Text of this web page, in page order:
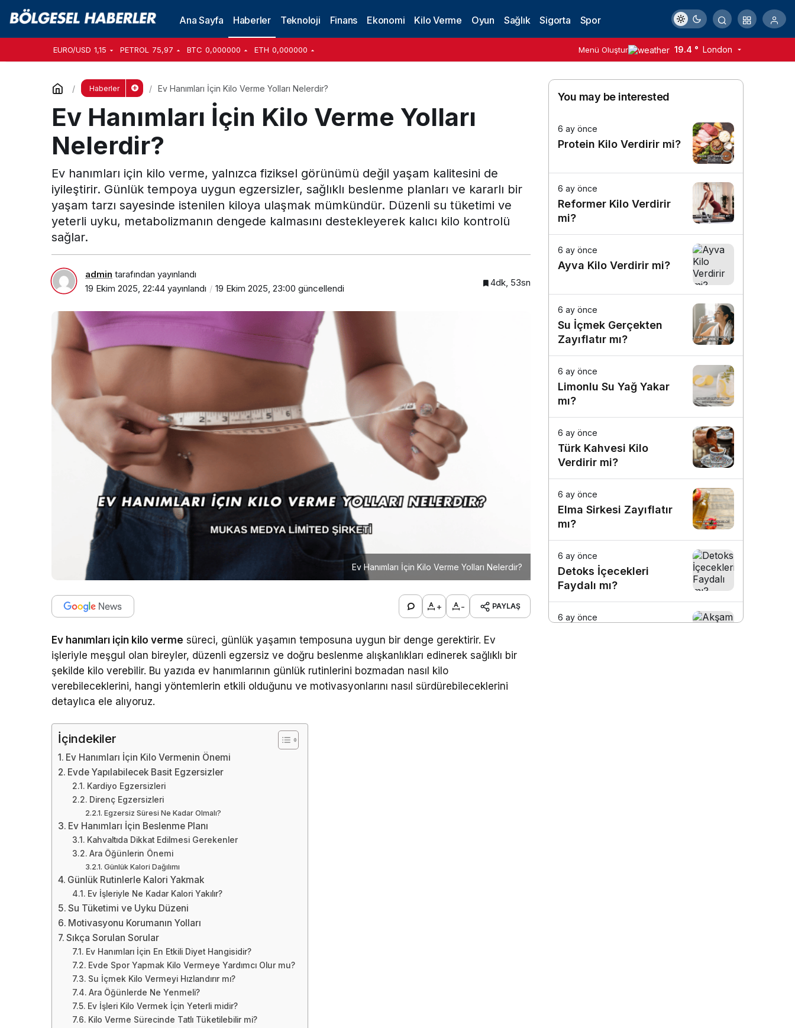
Ana Sayfa Haberler Teknoloji Finans Ekonomi Kilo Verme Oyun Sağlık Sigorta Spor
EURO/USD 1,15 PETROL 75,97 BTC 0,000000 ETH 0,000000 Menü Oluştur 19.4 ° London
Haberler Ev Hanımları İçin Kilo Verme Yolları Nelerdir?
Ev Hanımları İçin Kilo Verme Yolları
Nelerdir?
Ev hanımları için kilo verme, yalnızca fiziksel görünümü değil yaşam kalitesini de
iyileştirir. Günlük tempoya uygun egzersizler, sağlıklı beslenme planları ve kararlı bir
yaşam tarzı sayesinde istenilen kiloya ulaşmak mümkündür. Düzenli su tüketimi ve
yeterli uyku, metabolizmanın dengede kalmasını destekleyerek kalıcı kilo kontrolü
sağlar.
admin tarafından yayınlandı
19 Ekim 2025, 22:44 yayınlandı 19 Ekim 2025, 23:00 güncellendi 4dk, 53sn
Ev Hanımları İçin Kilo Verme Yolları Nelerdir?
+ - PAYLAŞ
Ev hanımları için kilo verme süreci, günlük yaşamın temposuna uygun bir denge gerektirir. Ev
işleriyle meşgul olan bireyler, düzenli egzersiz ve doğru beslenme alışkanlıkları edinerek sağlıklı bir
şekilde kilo verebilir. Bu yazıda ev hanımlarının günlük rutinlerini bozmadan nasıl kilo
verebileceklerini, hangi yöntemlerin etkili olduğunu ve motivasyonlarını nasıl sürdürebileceklerini
detaylıca ele alıyoruz.
İçindekiler
Ev Hanımları İçin Kilo Vermenin Önemi
Evde Yapılabilecek Basit Egzersizler
Kardiyo Egzersizleri
Direnç Egzersizleri
Egzersiz Süresi Ne Kadar Olmalı?
Ev Hanımları İçin Beslenme Planı
Kahvaltıda Dikkat Edilmesi Gerekenler
Ara Öğünlerin Önemi
Günlük Kalori Dağılımı
Günlük Rutinlerle Kalori Yakmak
Ev İşleriyle Ne Kadar Kalori Yakılır?
Su Tüketimi ve Uyku Düzeni
Motivasyonu Korumanın Yolları
Sıkça Sorulan Sorular
Ev Hanımları İçin En Etkili Diyet Hangisidir?
Evde Spor Yapmak Kilo Vermeye Yardımcı Olur mu?
Su İçmek Kilo Vermeyi Hızlandırır mı?
Ara Öğünlerde Ne Yenmeli?
Ev İşleri Kilo Vermek İçin Yeterli midir?
Kilo Verme Sürecinde Tatlı Tüketilebilir mi?
You may be interested
6 ay önce
Protein Kilo Verdirir mi?
6 ay önce
Reformer Kilo Verdirir
mi?
6 ay önce
Ayva Kilo Verdirir mi?
6 ay önce
Su İçmek Gerçekten
Zayıflatır mı?
6 ay önce
Limonlu Su Yağ Yakar
mı?
6 ay önce
Türk Kahvesi Kilo
Verdirir mi?
6 ay önce
Elma Sirkesi Zayıflatır
mı?
6 ay önce
Detoks İçecekleri
Faydalı mı?
6 ay önce